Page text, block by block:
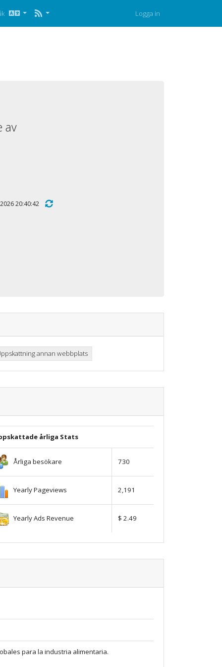
Logga in
av
20:40:42
annan webbplats
årliga Stats
Årliga besökare 730
Yearly Pageviews 2,191
Yearly Ads Revenue $ 2.49
para la industria alimentaria.